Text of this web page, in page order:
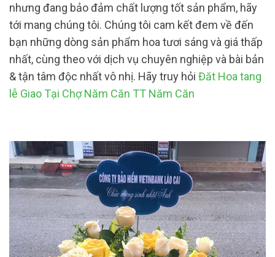
nhưng đang bảo đảm chất lượng tốt sản phẩm, hãy
tới mang chúng tôi. Chúng tôi cam kết đem về đến
bạn những dòng sản phẩm hoa tươi sáng và giá thấp
nhất, cùng theo với dịch vụ chuyên nghiệp và bài bản
& tận tâm độc nhất vô nhị. Hãy truy hỏi Đăt Hoa tang
lễ Giao Tại Chợ Năm Căn TT Năm Căn